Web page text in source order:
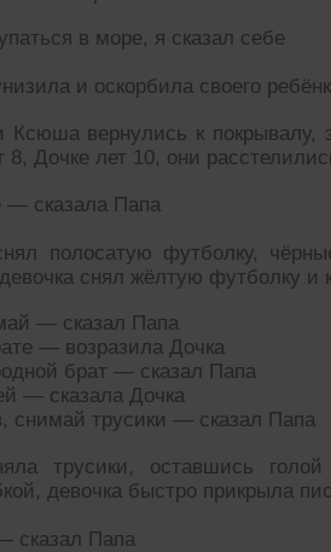
в море, я сказал себе
и оскорбила своего
Ксюша вернулись к
Дочке лет 10, они
— сказала Папа
полосатую футболку,
снял жёлтую футболку и
— сказал Папа
— возразила Дочка
брат — сказал Папа
— сказала Дочка
снимай трусики — сказал Папа
трусики, оставшись
девочка быстро прикрыла
сказал Папа